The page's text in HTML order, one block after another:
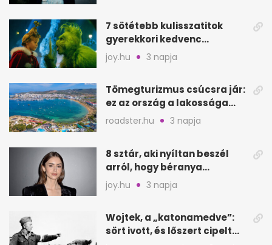
7 sötétebb kulisszatitok
gyerekkori kedvenc
filmjeinkről a Joy szerint
joy.hu 3 napja
Tömegturizmus csúcsra jár:
ez az ország a lakossága
kétszeresét fogadja
roadster.hu 3 napja
8 sztár, aki nyíltan beszél
arról, hogy béranya
segítette a családalapítást
joy.hu 3 napja
Wojtek, a „katonamedve”:
sört ivott, és lőszert cipelt